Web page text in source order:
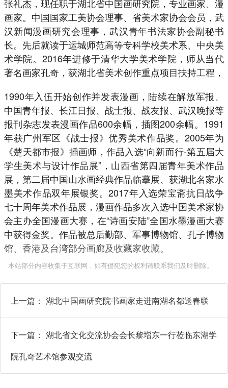
张礼杰，现任职于湖北省中国画研究院，专业画家、漫
画家。中国国家工美协会理事、省美术家协会会员，武
汉新闻漫画研究会理事，武汉青年书法家协会副秘书
长。先后就读于运城师范高等专科学校美术系、中央美
术学院。2016年进修于清华大学美术学院，师从当代
著名画家孔奇，获湖北省美术创作重点项目扶持工程，
1990年入伍开始创作并发表漫画，陆续在解放军报、
中国青年报、长江日报、战士报、战友报、武汉晚报等
报刊杂志发表漫画作品600余幅，插图200余幅。1991
年获广州军区《战士报》优秀美术作品奖。2005年为
《楚天都市报》插画师，作品入选“向新而行-第五届大
学生美术与设计作品展”，山西省第四届青年美术作品
展，第二届中国山水画经典作品临摹展、获湖北名家水
墨美术作品双年展银奖。2017年入选荣宝斋抗日战争
七十周年美术作品展，漫画作品多次入选中国美术家协
会主办全国漫画大赛，在“诗画安陆”全国水墨漫画大赛
中获得金奖。作品被总后勤部、军事博物馆、孔子博物
馆、香港及台湾部分画廊及收藏家收藏。
本站部分内容收集于互联网，如有侵犯您的权利请联系我们及时删除。
上一篇： 湖北中国画研究院书画家走进南湖名都送春联
下一篇： 湖北省文化交流协会会长黎增东一行莅临东湖学
院孔奇艺术馆参观交流